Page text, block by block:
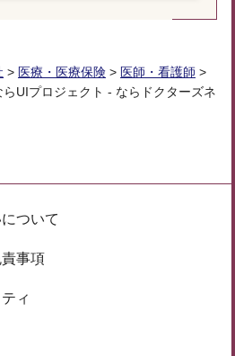
> 医療・医療保険 > 医師・看護師 >
らUIプロジェクト - ならドクターズネ
ついて
事項
ィ